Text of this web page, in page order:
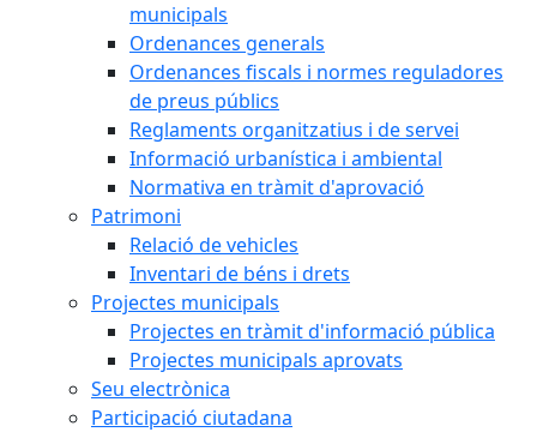
municipals
Ordenances generals
Ordenances fiscals i normes reguladores
de preus públics
Reglaments organitzatius i de servei
Informació urbanística i ambiental
Normativa en tràmit d'aprovació
Patrimoni
Relació de vehicles
Inventari de béns i drets
Projectes municipals
Projectes en tràmit d'informació pública
Projectes municipals aprovats
Seu electrònica
Participació ciutadana